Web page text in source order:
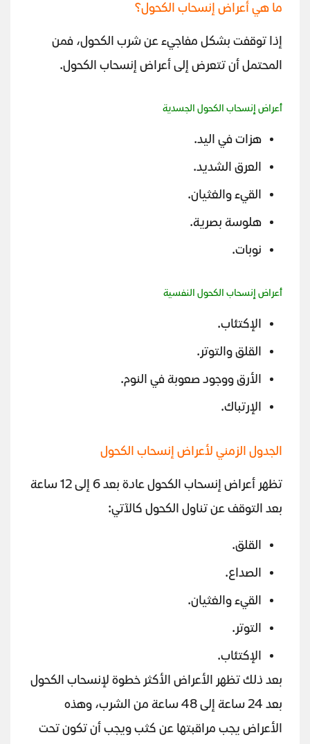
ما هي أعراض إنسحاب الكحول؟
إذا توقفت بشكل مفاجيء عن شرب الكحول، فمن
المحتمل أن تتعرض إلى أعراض إنسحاب الكحول.
أعراض إنسحاب الكحول الجسدية
هزات في اليد.
العرق الشديد.
القيء والغثيان.
هلوسة بصرية.
نوبات.
أعراض إنسحاب الكحول النفسية
الإكتئاب.
القلق والتوتر.
الأرق ووجود صعوبة في النوم.
الإرتباك.
الجدول الزمني لأعراض إنسحاب الكحول
تظهر أعراض إنسحاب الكحول عادة بعد 6 إلى 12 ساعة
بعد التوقف عن تناول الكحول كالآتي:
القلق.
الصداع.
القيء والغثيان.
التوتر.
الإكتئاب.
بعد ذلك تظهر الأعراض الأكثر خطوة لإنسحاب الكحول
بعد 24 ساعة إلى 48 ساعة من الشرب، وهذه
الأعراض يجب مراقبتها عن كثب ويجب أن تكون تحت